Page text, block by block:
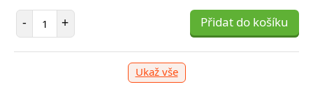
- Počet položek
+ Přidat do košíku
Ukaž vše
položek
+ Přidat do košíku -
položek Přidat do košíku -